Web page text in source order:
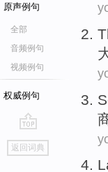
原声例句
全部
音频例句
视频例句
权威例句
go
top
返回词典